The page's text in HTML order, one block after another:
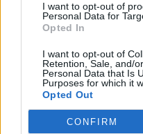
I want to opt-out of
Personal Data for
Opted In
I want to opt-out of
Retention, Sale, and/
Personal Data that Is
Purposes for which it
Opted Out
CONFIRM
Žinios | Lietuvos diena
Avarija Vilniuje: į stotelę
dvi moteris
Žinios | Lietuvos diena